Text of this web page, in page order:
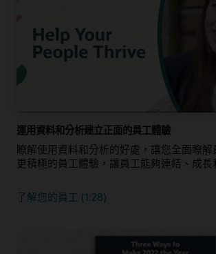
運用資料和分析建立正面的員工體驗
瞭解使用資料和分析的好處，讓您全面瞭
更積極的員工體驗，讓員工能夠連結、成長
了解您的員工 (1:28)